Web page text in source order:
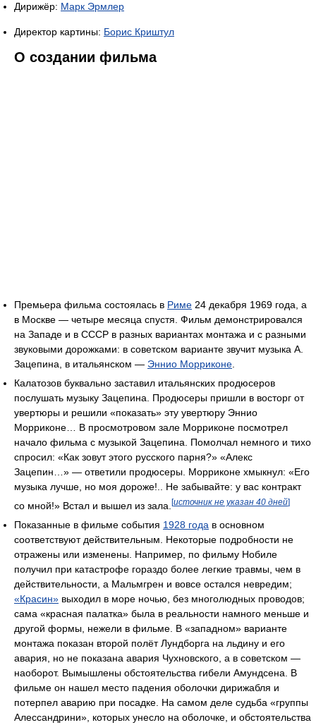
Дирижёр: Марк Эрмлер
Директор картины: Борис Криштул
О создании фильма
Премьера фильма состоялась в Риме 24 декабря 1969 года, а
в Москве — четыре месяца спустя. Фильм демонстрировался
на Западе и в СССР в разных вариантах монтажа и с разными
звуковыми дорожками: в советском варианте звучит музыка А.
Зацепина, в итальянском — Эннио Морриконе
Калатозов буквально заставил итальянских продюсеров
послушать музыку Зацепина. Продюсеры пришли в восторг от
увертюры и решили «показать» эту увертюру Эннио
Морриконе… В просмотровом зале Морриконе посмотрел
начало фильма с музыкой Зацепина. Помолчал немного и тихо
спросил: «Как зовут этого русского парня?» «Алекс
Зацепин…» — ответили продюсеры. Морриконе хмыкнул: «Его
музыка лучше, но моя дороже!.. Не забывайте: у вас контракт
со мной!» Встал и вышел из зала. [источник не указан 40 дней]
Показанные в фильме события 1928 года в основном
соответствуют действительным. Некоторые подробности не
отражены или изменены. Например, по фильму Нобиле
получил при катастрофе гораздо более легкие травмы, чем в
действительности, а Мальмгрен и вовсе остался невредим;
«Красин» выходил в море ночью, без многолюдных проводов;
сама «красная палатка» была в реальности намного меньше и
другой формы, нежели в фильме. В «западном» варианте
монтажа показан второй полёт Лундборга на льдину и его
авария, но не показана авария Чухновского, а в советском —
наоборот. Вымышлены обстоятельства гибели Амундсена. В
фильме он нашел место падения оболочки дирижабля и
потерпел аварию при посадке. На самом деле судьба «группы
Алессандрини», которых унесло на оболочке, и обстоятельства